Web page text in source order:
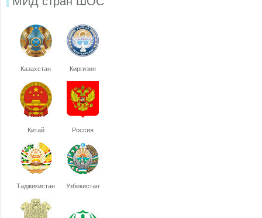
Казахстан Киргизия
Китай Россия
Таджикистан Узбекистан